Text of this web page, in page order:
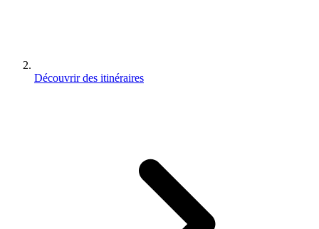
Découvrir des itinéraires